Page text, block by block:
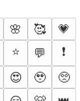
🌸 🥰
💗
⭐ 💬
❗
😍 🥹
🥺